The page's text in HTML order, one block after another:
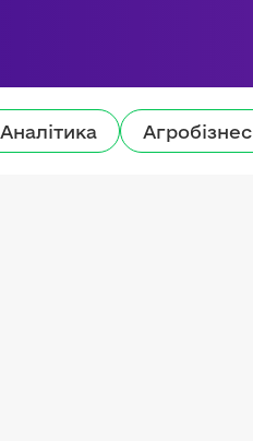
Аналітика Агробізнес